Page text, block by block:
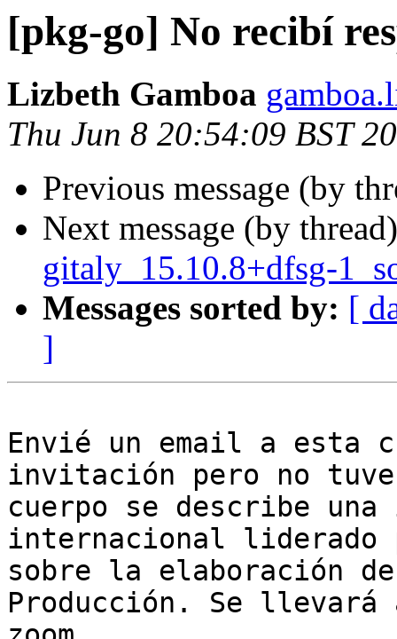
[pkg-go] No recibí
Lizbeth Gamboa
Thu Jun 8 20:54:09 BST
Previous message (by
Next message (by
gitaly_15.10.8+dfsg-
Messages sorted by: [
]
Envié un email a esta
invitación pero no
cuerpo se describe
internacional liderado
sobre la elaboración
Producción. Se